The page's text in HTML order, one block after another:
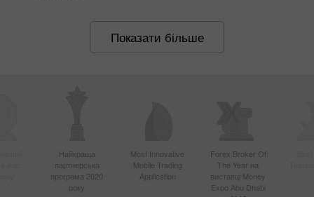
Показати більше
Найкраща
партнерська
програма 2020
року
Most Innovative
Mobile Trading
Application
Forex Broker Of
The Year на
виставці Money
Expo Abu Dhabi